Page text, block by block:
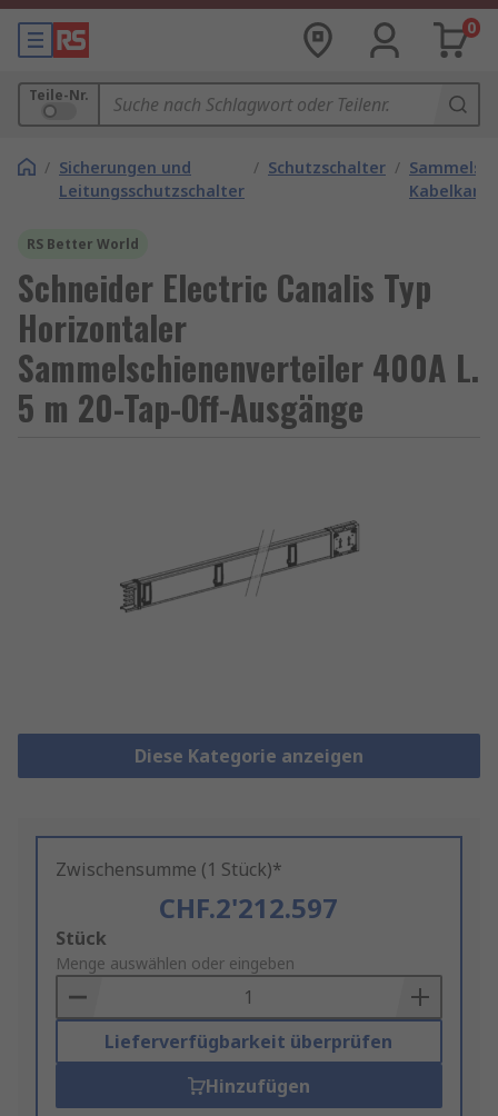
0
Teile-Nr.
/ Sicherungen und
Leitungsschutzschalter
/ Schutzschalter /
Kabelkanal
RS Better World
Schneider Electric Canalis Typ
Horizontaler
Sammelschienenverteiler 400A L.
5 m 20-Tap-Off-Ausgänge
Diese Kategorie anzeigen
Zwischensumme (1 Stück)*
CHF.2'212.597
Add
to
Basket
Stück
Menge auswählen oder eingeben
Lieferverfügbarkeit überprüfen
Hinzufügen